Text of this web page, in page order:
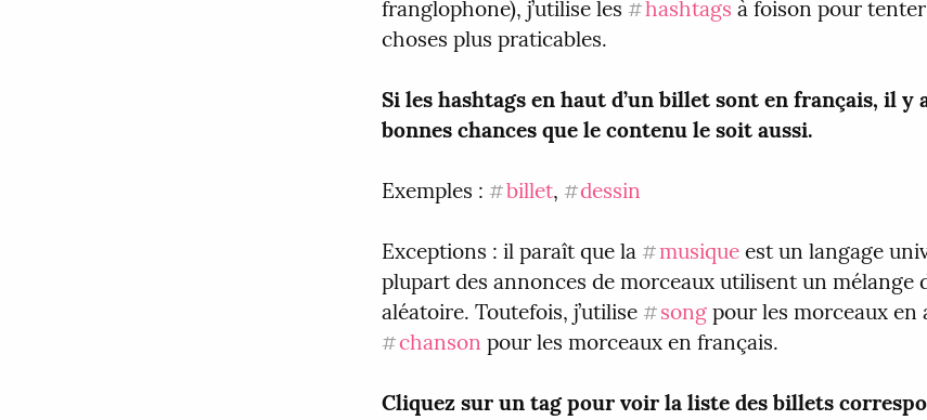
franglophone), j’utilise les #hashtags à foison pour
choses plus praticables.
Si les hashtags en haut d’un billet sont en français, il y a
bonnes chances que le contenu le soit aussi.
Exemples : #billet, #dessin
Exceptions : il paraît que la #musique est un langage
plupart des annonces de morceaux utilisent un mélange
aléatoire. Toutefois, j’utilise #song
#chanson pour les morceaux en français.
Cliquez sur un tag pour voir la liste des billets